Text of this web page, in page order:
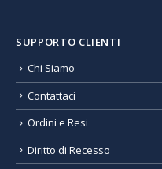
SUPPORTO CLIENTI
Chi Siamo
Contattaci
Ordini e Resi
Diritto di Recesso